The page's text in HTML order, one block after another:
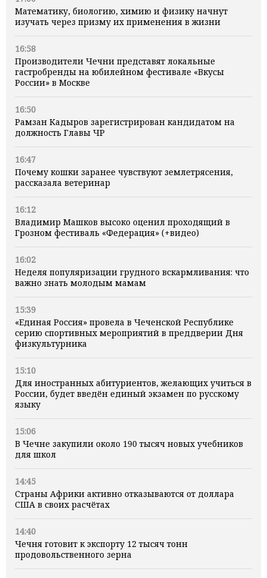
Математику, биологию, химию и физику начнут
изучать через призму их применения в жизни
16:58
Производители Чечни представят локальные
гастробренды на юбилейном фестивале «Вкусы
России» в Москве
16:50
Рамзан Кадыров зарегистрирован кандидатом на
должность Главы ЧР
16:47
Почему кошки заранее чувствуют землетрясения,
рассказала ветеринар
16:12
Владимир Машков высоко оценил проходящий в
Грозном фестиваль «Федерация» (+видео)
16:02
Неделя популяризации грудного вскармливания: что
важно знать молодым мамам
15:39
«Единая Россия» провела в Чеченской Республике
серию спортивных мероприятий в преддверии Дня
физкультурника
15:10
Для иностранных абитуриентов, желающих учиться в
России, будет введён единый экзамен по русскому
языку
15:06
В Чечне закупили около 190 тысяч новых учебников
для школ
14:45
Страны Африки активно отказываются от доллара
США в своих расчётах
14:40
Чечня готовит к экспорту 12 тысяч тонн
продовольственного зерна